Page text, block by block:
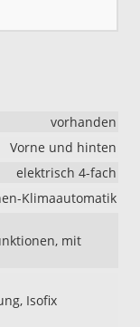
vorhanden
Vorne und hinten
elektrisch 4-fach
Klimaautomatik
mit
Isofix